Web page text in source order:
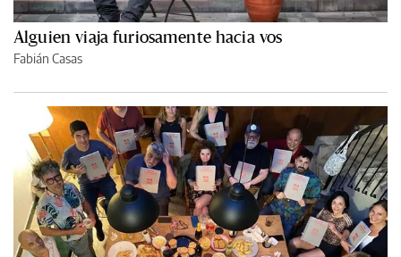
Alguien viaja furiosamente hacia vos
Fabián Casas